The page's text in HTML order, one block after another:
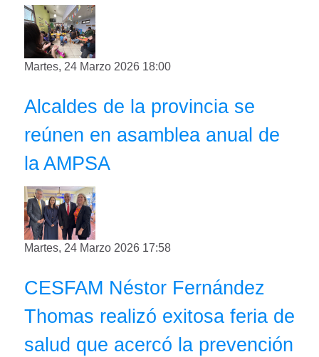
Martes, 24 Marzo 2026 18:00
Alcaldes de la provincia se
reúnen en asamblea anual de
la AMPSA
Martes, 24 Marzo 2026 17:58
CESFAM Néstor Fernández
Thomas realizó exitosa feria de
salud que acercó la prevención